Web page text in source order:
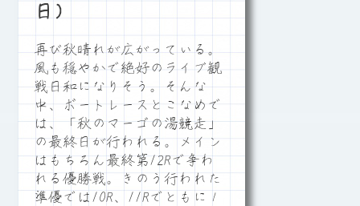
日）
再び秋晴れが広がっている。
風も穏やかで絶好のライブ観
戦日和になりそう。そんな
中、ボートレースとこなめで
は、「秋のマーゴの湯競走」
の最終日が行われる。メイン
はもちろん最終第12Rで争わ
れる優勝戦。きのう行われた
準優では10R、11Rでともに１